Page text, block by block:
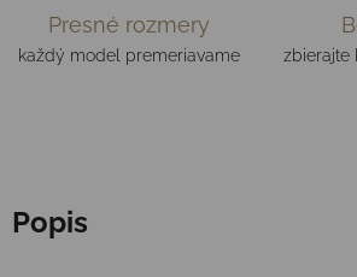
Presné rozmery
každý model premeriavame
zbierajte
Popis